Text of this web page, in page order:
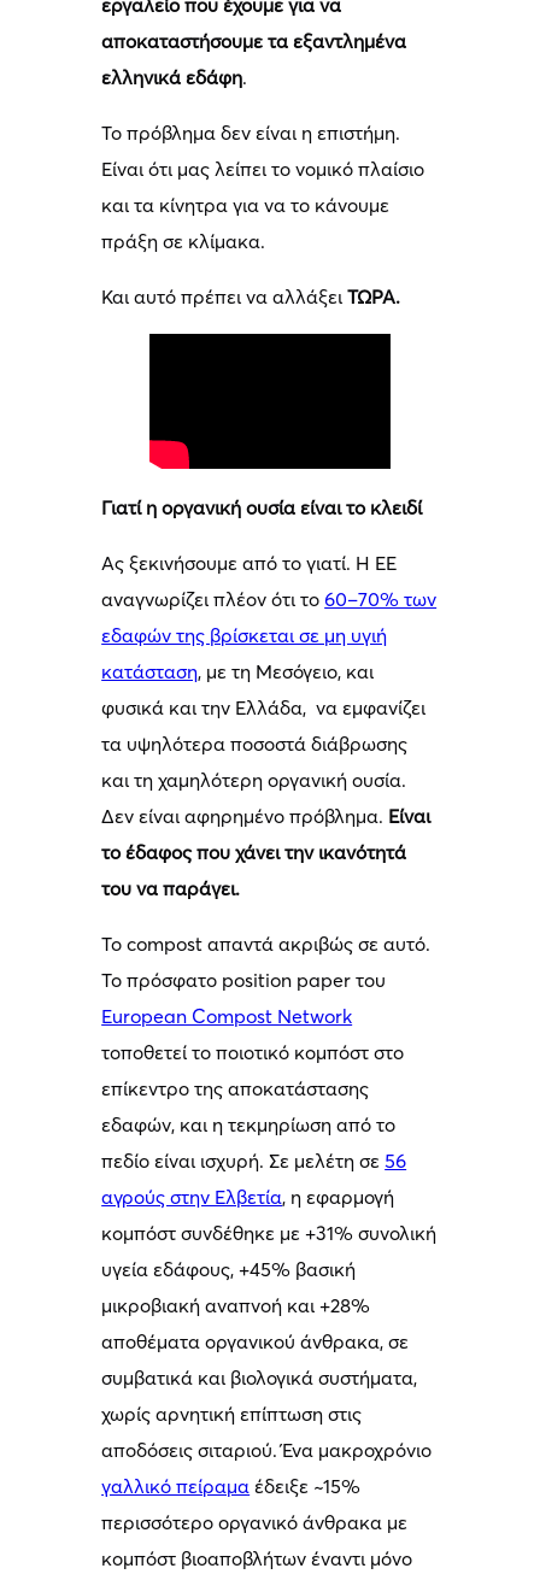
εργαλείο που έχουμε για να
αποκαταστήσουμε τα εξαντλημένα
ελληνικά εδάφη.
Το πρόβλημα δεν είναι η επιστήμη.
Είναι ότι μας λείπει το νομικό πλαίσιο
και τα κίνητρα για να το κάνουμε
πράξη σε κλίμακα.
Και αυτό πρέπει να αλλάξειΤΩΡΑ.
Γιατί η οργανική ουσία είναι το κλειδί
Ας ξεκινήσουμε από το γιατί. Η ΕΕ
αναγνωρίζει πλέον ότι το60–70% των
εδαφών της βρίσκεται σε μη υγιή
κατάσταση, με τη Μεσόγειο, και
φυσικά και την Ελλάδα, να εμφανίζει
τα υψηλότερα ποσοστά διάβρωσης
και τη χαμηλότερη οργανική ουσία.
Δεν είναι αφηρημένο πρόβλημα. Είναι
το έδαφος που χάνει την ικανότητά
του να παράγει.
Το compost απαντά ακριβώς σε αυτό.
Το πρόσφατο position paper του
European Compost Network
τοποθετεί το ποιοτικό κομπόστ στο
επίκεντρο της αποκατάστασης
εδαφών, και η τεκμηρίωση από το
πεδίο είναι ισχυρή. Σε μελέτη σε56
αγρούς στην Ελβετία, η εφαρμογή
κομπόστ συνδέθηκε με +31% συνολική
υγεία εδάφους, +45% βασική
μικροβιακή αναπνοή και +28%
αποθέματα οργανικού άνθρακα, σε
συμβατικά και βιολογικά συστήματα,
χωρίς αρνητική επίπτωση στις
αποδόσεις σιταριού. Ένα μακροχρόνιο
γαλλικό πείραμα έδειξε ~15%
περισσότερο οργανικό άνθρακα με
κομπόστ βιοαποβλήτων έναντι μόνο